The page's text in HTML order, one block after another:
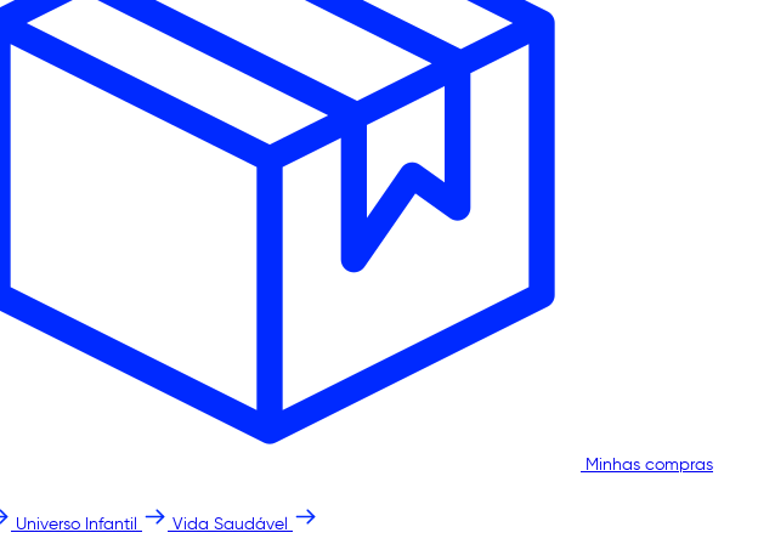
Minhas compras
Universo Infantil Vida Saudável